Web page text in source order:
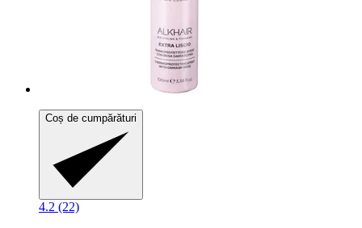
Coș de cumpărături
4.2 (22)